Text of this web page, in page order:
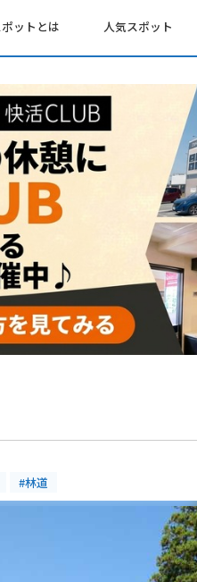
ットとは 人気スポット
#林道